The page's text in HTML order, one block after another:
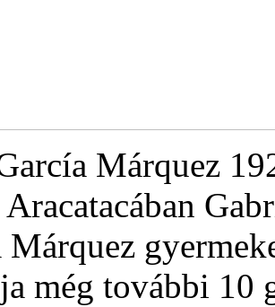
Márquez
Márquez
még további